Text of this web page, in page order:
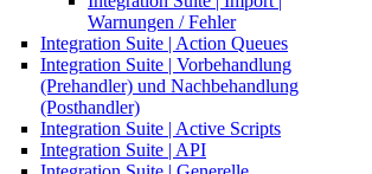
Warnungen / Fehler
Integration Suite | Action Queues
Integration Suite | Vorbehandlung
(Prehandler) und Nachbehandlung
(Posthandler)
Integration Suite | Active Scripts
Integration Suite | API